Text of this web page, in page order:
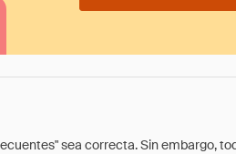
sea correcta. Sin embargo,